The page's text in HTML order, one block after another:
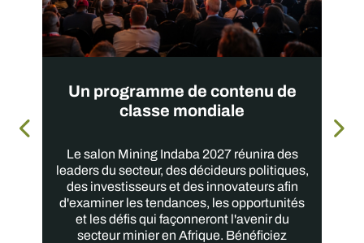
Un programme de contenu de
classe mondiale
Le salon Mining Indaba 2027 réunira des
leaders du secteur, des décideurs politiques,
des investisseurs et des innovateurs afin
d'examiner les tendances, les opportunités
et les défis qui façonneront l'avenir du
secteur minier en Afrique. Bénéficiez